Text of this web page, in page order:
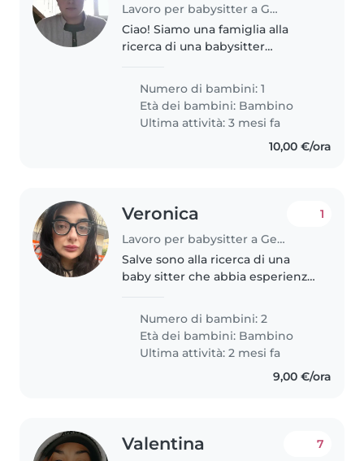
Lavoro per babysitter a Genova
Ciao! Siamo una famiglia alla
ricerca di una babysitter
anni e mezzo. La nostra casa
accoglie anche due gatti
amichevoli, quindi è importante
che..
Numero di bambini: 1
Età dei bambini: Bambino
Ultima attività: 3 mesi fa
10,00 €/ora
Veronica
Lavoro per babysitter a Genova
1
Salve sono alla ricerca di una
baby sitter che abbia esperienza
Numero di bambini: 2
Età dei bambini: Bambino
Ultima attività: 2 mesi fa
9,00 €/ora
Valentina 7